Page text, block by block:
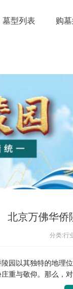
墓型列表 购
北京万佛华侨
分类:行
园以其独特的地理
重与敬仰。那么，